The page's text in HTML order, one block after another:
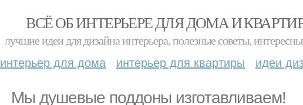
ВСЁ ОБ ИНТЕРЬЕРЕ ДЛЯ ДОМА И
лучшие идеи для дизайна интерьера, полезные советы,
интерьер для дома интерьер для квартиры идеи
Мы душевые поддоны изготавливаем!